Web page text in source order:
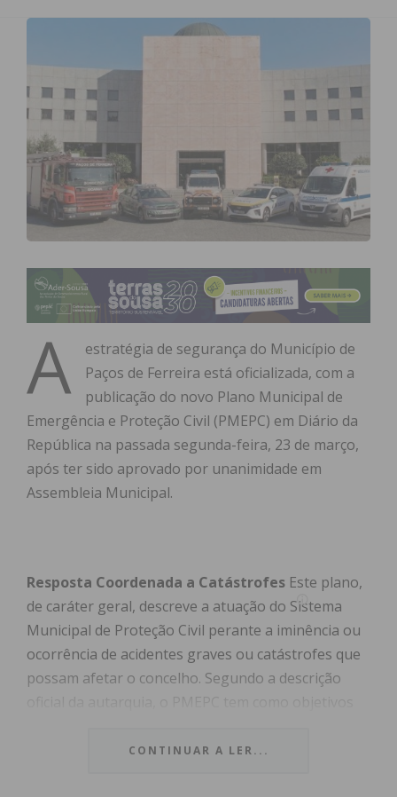
A
estratégia de segurança do Município de
Paços de Ferreira está oficializada, com a
publicação do novo Plano Municipal de
Emergência e Proteção Civil (PMEPC) em Diário da
República na passada segunda-feira, 23 de março,
após ter sido aprovado por unanimidade em
Assembleia Municipal.
Resposta Coordenada a Catástrofes Este plano,
de caráter geral, descreve a atuação do Sistema
Municipal de Proteção Civil perante a iminência ou
ocorrência de acidentes graves ou catástrofes que
possam afetar o concelho. Segundo a descrição
restabelecimento rápido da normalidade e a
CONTINUAR A LER...